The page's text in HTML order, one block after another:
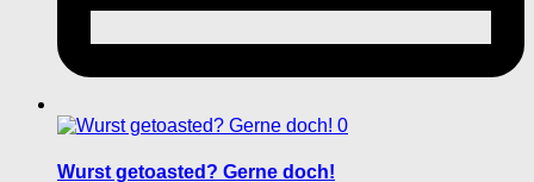
0
Wurst getoasted? Gerne doch!